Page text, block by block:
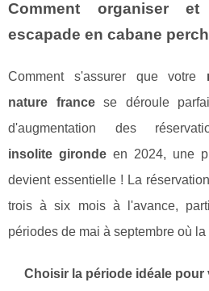
Comment organiser
escapade en cabane
Comment s'assurer que votre
nature francese déroule
d'augmentation des
insolite girondeen 2024, une
devient essentielle ! La
trois à six mois à l'avance,
périodes de mai à septembre où
Choisir la période idéale pour